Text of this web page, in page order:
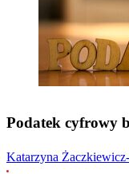
Podatek cyfrowy
Katarzyna